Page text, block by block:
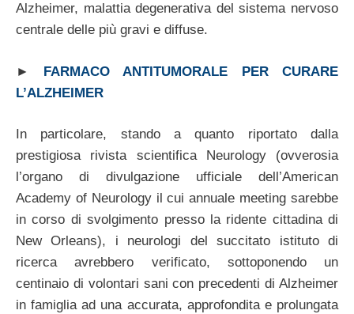
Alzheimer, malattia degenerativa del sistema nervoso
centrale delle più gravi e diffuse.
► FARMACO ANTITUMORALE PER CURARE
L’ALZHEIMER
In particolare, stando a quanto riportato dalla
prestigiosa rivista scientifica Neurology (ovverosia
l’organo di divulgazione ufficiale dell’American
Academy of Neurology il cui annuale meeting sarebbe
in corso di svolgimento presso la ridente cittadina di
New Orleans), i neurologi del succitato istituto di
ricerca avrebbero verificato, sottoponendo un
centinaio di volontari sani con precedenti di Alzheimer
in famiglia ad una accurata, approfondita e prolungata